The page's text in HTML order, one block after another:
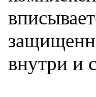
внутри и